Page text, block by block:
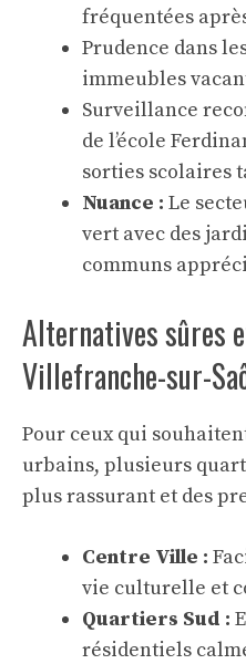
fréquentées
Prudence dans
immeubles
Surveillance
de l’école
sorties scolaires
Nuance : Le
vert avec des
communs
Alternatives sûres
Villefranche-sur-
Pour ceux qui
urbains, plusieurs
plus rassurant et des
Centre Ville :
vie culturelle et
Quartiers Sud :
résidentiels